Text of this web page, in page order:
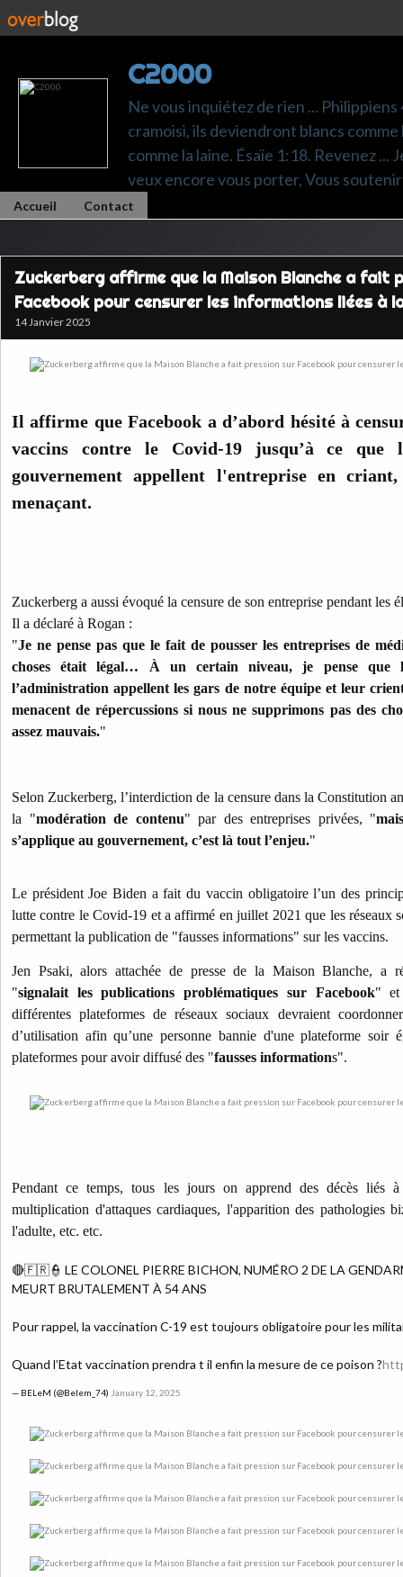
C2000
Ne vous inquiétez de rien ...
cramoisi, ils deviendront blancs
comme la laine. Ésaïe 1:18. Revenez
veux encore vous porter, Vous
Accueil Contact
Zuckerberg affirme que la Maison Blanche a fait
Facebook pour censurer les informations liées à
14 Janvier 2025
Il affirme que Facebook a d’abord hésité à
vaccins contre le Covid-19 jusqu’à ce que
gouvernement appellent l'entreprise en
menaçant.
Zuckerberg a aussi évoqué la censure de son entreprise pendant les
Il a déclaré à Rogan :
"Je ne pense pas que le fait de pousser les entreprises de
choses était légal… À un certain niveau, je pense que
l’administration appellent les gars de notre équipe et leur
menacent de répercussions si nous ne supprimons pas des
assez mauvais."
Selon Zuckerberg, l’interdiction de la censure dans la Constitution
la "modération de contenu" par des entreprises privées, "
s’applique au gouvernement, c’est là tout l’enjeu."
Le président Joe Biden a fait du vaccin obligatoire l’un des
lutte contre le Covid-19 et a affirmé en juillet 2021 que les réseaux
permettant la publication de "fausses informations" sur les vaccins.
Jen Psaki, alors attachée de presse de la Maison Blanche, a
"signalait les publications problématiques sur Facebook" et
différentes plateformes de réseaux sociaux devraient
d’utilisation afin qu’une personne bannie d'une plateforme soir
plateformes pour avoir diffusé des "fausses informations".
Pendant ce temps, tous les jours on apprend des décès liés
multiplication d'attaques cardiaques, l'apparition des pathologies
l'adulte, etc. etc.
🔴🇫🇷👮 LE COLONEL PIERRE BICHON, NUMÉRO 2 DE LA
MEURT BRUTALEMENT À 54 ANS
Pour rappel, la vaccination C-19 est toujours obligatoire pour les
Quand l’Etat vaccination prendra t il enfin la mesure de ce poison ?
— BELeM (@Belem_74) January 12, 2025